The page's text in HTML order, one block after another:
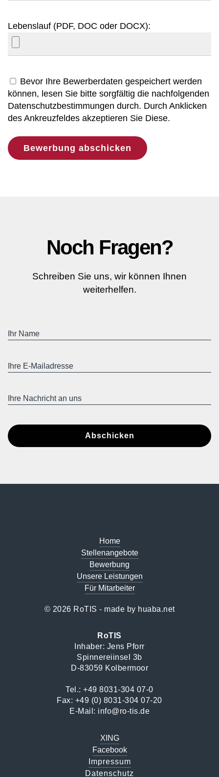
Lebenslauf (PDF, DOC oder DOCX):
Bevor Ihre Bewerberdaten gespeichert werden
können, lesen Sie bitte sorgfältig die nachfolgenden
Datenschutzbestimmungen durch. Durch Anklicken
des Ankreuzfeldes akzeptieren Sie Diese.
Bewerbung abschicken
Noch Fragen?
Schreiben Sie uns, wir können Ihnen
weiterhelfen.
Abschicken
Home
Stellenangebote
Bewerbung
Unsere Leistungen
Für Mitarbeiter
© 2026 RoTIS - made by huaba.net
RoTIS
Inhaber: Jens Pforr
Spinnereiinsel 3b
D-83059 Kolbermoor
Tel.:+49 8031-304 07-0
Fax: +49 (0) 8031-304 07-20
E-Mail: info@ro-tis.de
XING
Facebook
Impressum
Datenschutz